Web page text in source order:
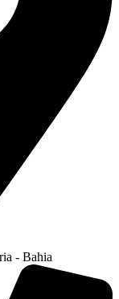
- Bahia